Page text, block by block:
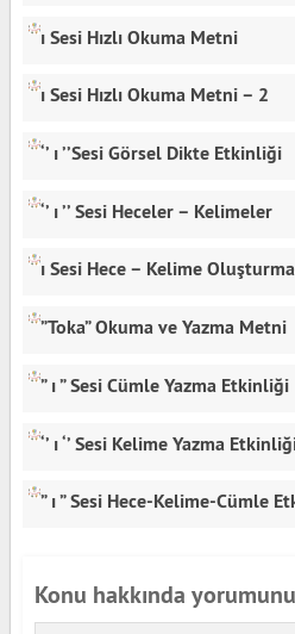
ı Sesi Hızlı Okuma Metni
ı Sesi Hızlı Okuma Metni – 2
‘’ ı ’’Sesi Görsel Dikte Etkinliği
‘’ ı ’’ Sesi Heceler – Kelimeler
ı Sesi Hece – Kelime Oluşturma
”Toka” Okuma ve Yazma Metni
” ı ” Sesi Cümle Yazma Etkinliği
‘’ ı ‘’ Sesi Kelime Yazma
” ı ” Sesi Hece-Kelime-Cümle
Konu hakkında